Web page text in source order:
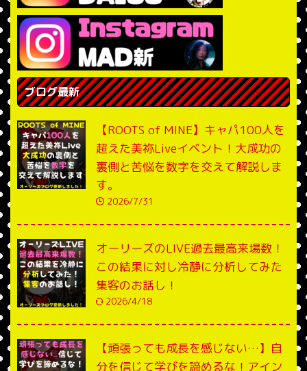
ブログ最新
【ROOTS of MINE】キャパ100人を
超えた美祢Liveイベント！大成功の
裏側と苦悩を数字を交えて解説しま
す。
2026/7/31
オーリーズのLIVE過去最高来場数！
この結果に対し冷静に分析してみた
集客のお話し！
2026/4/18
【頑張っても成長を感じない…】自
分を信じて学びを諦めるな！アイン